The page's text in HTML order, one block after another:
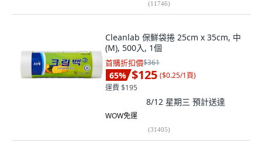
(11746)
Cleanlab 保鮮袋捲 25cm x 35cm, 中
(M), 500入, 1個
首購折扣價$361
65% $125 ($0.25/1頁)
運費 $195
8/12 星期三 預計送達
WOW免運
(31405)